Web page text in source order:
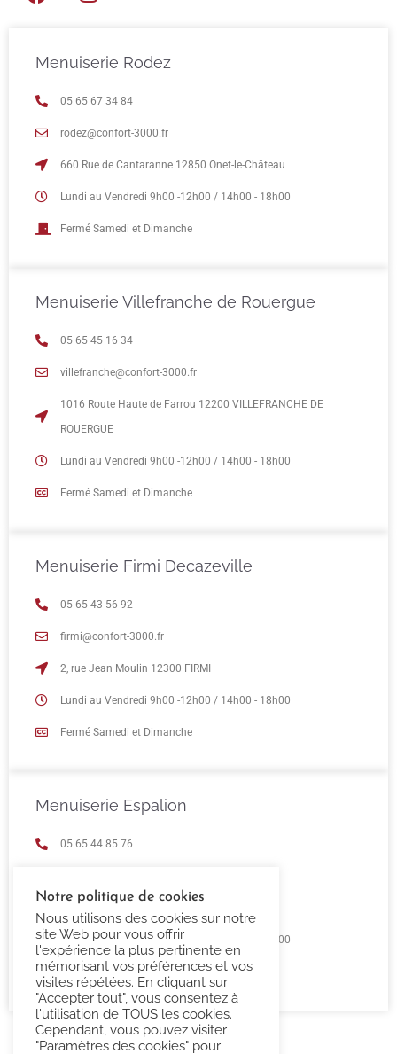
Menuiserie Rodez
05 65 67 34 84
rodez@confort-3000.fr
660 Rue de Cantaranne 12850 Onet-le-Château
Lundi au Vendredi 9h00 -12h00 / 14h00 - 18h00
Fermé Samedi et Dimanche
Menuiserie Villefranche de Rouergue
05 65 45 16 34
villefranche@confort-3000.fr
1016 Route Haute de Farrou 12200 VILLEFRANCHE DE
ROUERGUE
Lundi au Vendredi 9h00 -12h00 / 14h00 - 18h00
Fermé Samedi et Dimanche
Menuiserie Firmi Decazeville
05 65 43 56 92
firmi@confort-3000.fr
2, rue Jean Moulin 12300 FIRMI
Lundi au Vendredi 9h00 -12h00 / 14h00 - 18h00
Fermé Samedi et Dimanche
Menuiserie Espalion
05 65 44 85 76
23 Boulevard de Guizard 12500 Espalion
Lundi au Vendredi 9h00 -12h00 / 14h00 - 18h00
Fermé Samedi et Dimanche
Notre politique de cookies
Nous utilisons des cookies sur notre
site Web pour vous offrir
l'expérience la plus pertinente en
mémorisant vos préférences et vos
visites répétées. En cliquant sur
"Accepter tout", vous consentez à
l'utilisation de TOUS les cookies.
Cependant, vous pouvez visiter
"Paramètres des cookies" pour